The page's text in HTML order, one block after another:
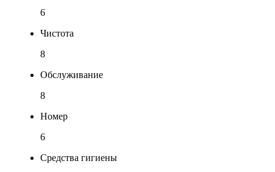
6
Чистота
8
Обслуживание
8
Номер
6
Средства гигиены